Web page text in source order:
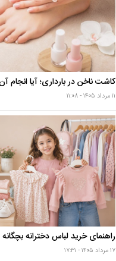
۱۱ مرداد ۱۴۰۵ - ۱۱:۰۸
راهنمای خرید لباس دخترانه بچگانه
۱۷ مرداد ۱۴۰۵ - ۱۷:۳۱